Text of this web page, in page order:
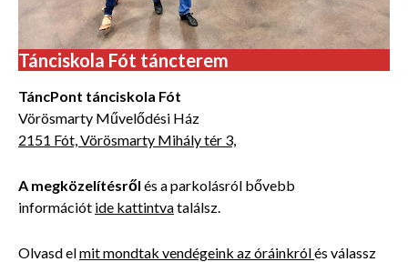
Tánciskola Fót táncterem
TáncPont tánciskola Fót
Vörösmarty Művelődési Ház
2151 Fót, Vörösmarty Mihály tér 3,
A megközelítésről és aparkolásról bővebb
információt ide kattintvatalálsz.
Olvasd elmit mondtak vendégeink az óráinkrólés válassz